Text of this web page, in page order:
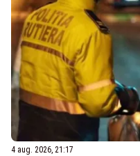
4 aug. 2026, 21:17